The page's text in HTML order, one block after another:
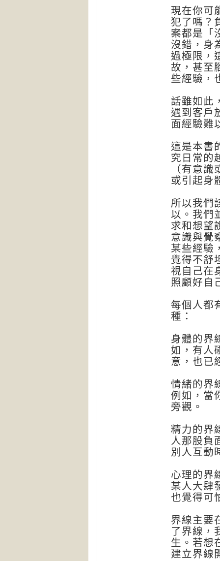
現在你可
犯了嗎？
案都是「
沒錯，身
過極限，
故，甚至
些經驗，
話雖如此
遇到客戶
面經驗難
這是本書
究日常的
（有意
或引起身
所以我們
以。我們
求和想望
意識與覺
某些經驗
覺得不舒
視自己在
照顧好自
每個人都
種：
身體的界
如，有人
意，也已
情緒的界
例如，當
旁觀。
精力的界
人那股負
別人互動
心理的界
某人大肆
也覺得可
界線主要
了界線，
生。若想
建立界線